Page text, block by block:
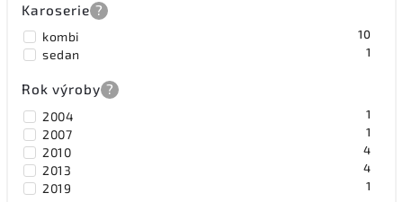
Karoserie ?
kombi 10
sedan 1
Rok výroby ?
2004 1
2007 1
2010 4
2013 4
2019 1